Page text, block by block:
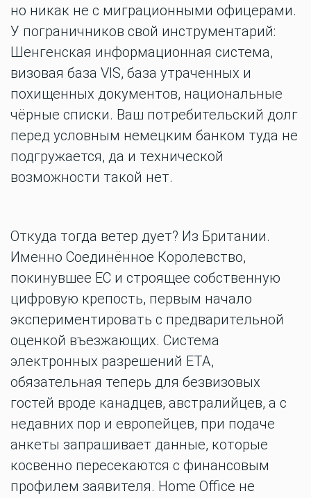
но никак не с миграционными офицерами.
У пограничников свой инструментарий:
Шенгенская информационная система,
визовая база VIS, база утраченных и
похищенных документов, национальные
чёрные списки. Ваш потребительский долг
перед условным немецким банком туда не
подгружается, да и технической
возможности такой нет.
Откуда тогда ветер дует? Из Британии.
Именно Соединённое Королевство,
покинувшее ЕС и строящее собственную
цифровую крепость, первым начало
экспериментировать с предварительной
оценкой въезжающих. Система
электронных разрешений ETA,
обязательная теперь для безвизовых
гостей вроде канадцев, австралийцев, а с
недавних пор и европейцев, при подаче
анкеты запрашивает данные, которые
косвенно пересекаются с финансовым
профилем заявителя. Home Office не